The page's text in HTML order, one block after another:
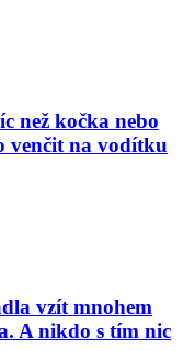
než kočka nebo
venčit na vodítku
vzít mnohem
A nikdo s tím nic